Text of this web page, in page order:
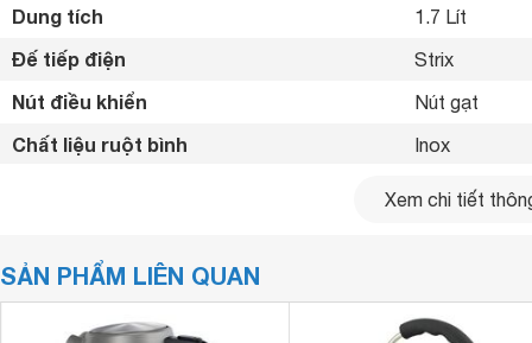
Dung tích 1.7 Lít
Đế tiếp điện Strix
Nút điều khiển Nút gạt
Chất liệu ruột bình Inox
Inox
Báo hiệu khi nước sôi
Có
Xem chi tiết
SẢN PHẨM LIÊN QUAN